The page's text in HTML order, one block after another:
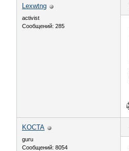
Lexwtng
activist
Сообщений: 285
KOCTA
guru
Сообщений: 8054